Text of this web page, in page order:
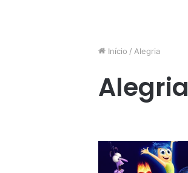
Início / Alegria
Alegria